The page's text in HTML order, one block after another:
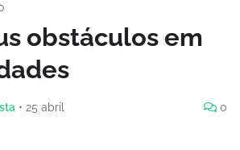
obstáculos em
• 25 abril 0